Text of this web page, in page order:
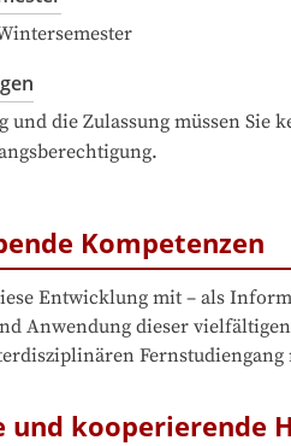
und die Zulassung müssen
Kompetenzen
Entwicklung mit – als
Anwendung dieser
und kooperierende